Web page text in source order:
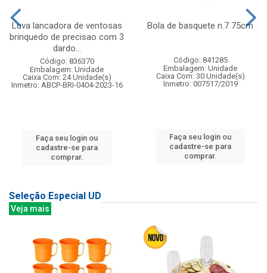
Luva lancadora de ventosas
brinquedo de precisao com 3
dardo...
Código: 836370
Embalagem: Unidade
Caixa Com: 24 Unidade(s)
Inmetro: ABCP-BRI-0404-2023-16
Faça seu login ou
cadastre-se para
comprar.
Bola de basquete n.7 75cm
Código: 841285
Embalagem: Unidade
Caixa Com: 30 Unidade(s)
Inmetro: 007517/2019
Faça seu login ou
cadastre-se para
comprar.
Seleção Especial UD
Veja mais